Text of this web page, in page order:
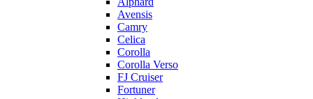
Avensis
Camry
Celica
Corolla
Corolla Verso
FJ Cruiser
Fortuner